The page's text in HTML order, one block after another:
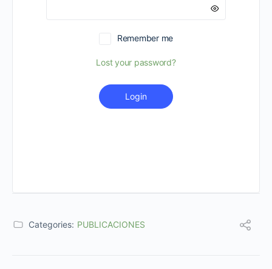
Remember me
Lost your password?
Login
Categories: PUBLICACIONES